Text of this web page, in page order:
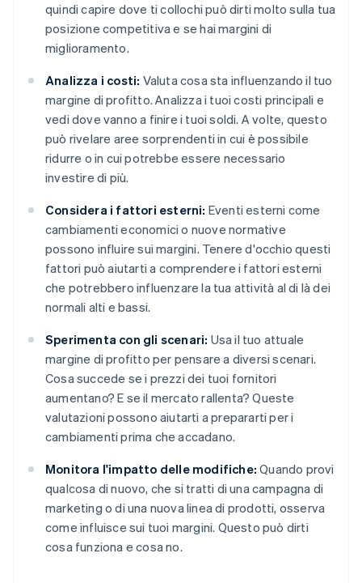
quindi capire dove ti collochi può dirti molto sulla tua
posizione competitiva e se hai margini di
miglioramento.
Analizza i costi: Valuta cosa sta influenzando il tuo
margine di profitto. Analizza i tuoi costi principali e
vedi dove vanno a finire i tuoi soldi. A volte, questo
può rivelare aree sorprendenti in cui è possibile
ridurre o in cui potrebbe essere necessario
investire di più.
Considera i fattori esterni: Eventi esterni come
cambiamenti economici o nuove normative
possono influire sui margini. Tenere d'occhio questi
fattori può aiutarti a comprendere i fattori esterni
che potrebbero influenzare la tua attività al di là dei
normali alti e bassi.
Sperimenta con gli scenari: Usa il tuo attuale
margine di profitto per pensare a diversi scenari.
Cosa succede se i prezzi dei tuoi fornitori
aumentano? E se il mercato rallenta? Queste
valutazioni possono aiutarti a prepararti per i
cambiamenti prima che accadano.
Monitora l'impatto delle modifiche: Quando provi
qualcosa di nuovo, che si tratti di una campagna di
marketing o di una nuova linea di prodotti, osserva
come influisce sui tuoi margini. Questo può dirti
cosa funziona e cosa no.